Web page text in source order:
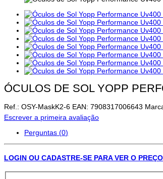
ÓCULOS DE SOL YOPP
Ref.: OSY-MaskK2-6 EAN: 7908317006643
Escrever a primeira avaliação
Perguntas (0)
LOGIN OU CADASTRE-SE PARA VER O PREÇO